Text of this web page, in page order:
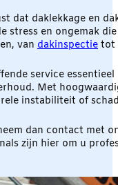
dat daklekkage en
stress en ongemak
van dakinspectie tot
service
Met
instabiliteit of
dan contact met
zijn hier om u